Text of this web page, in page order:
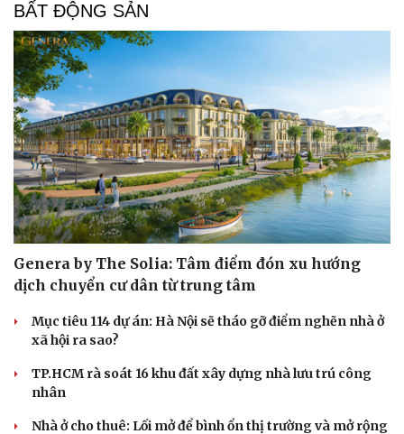
Văn hóa
Sân khấu - Điện ảnh
Âm nhạc
Di sản
Giải trí
Sao Việt
BẤT ĐỘNG SẢN
Genera by The Solia: Tâm điểm đón xu hướng
dịch chuyển cư dân từ trung tâm
Mục tiêu 114 dự án: Hà Nội sẽ tháo gỡ điểm nghẽn nhà ở
xã hội ra sao?
TP.HCM rà soát 16 khu đất xây dựng nhà lưu trú công
nhân
Nhà ở cho thuê: Lối mở để bình ổn thị trường và mở rộng